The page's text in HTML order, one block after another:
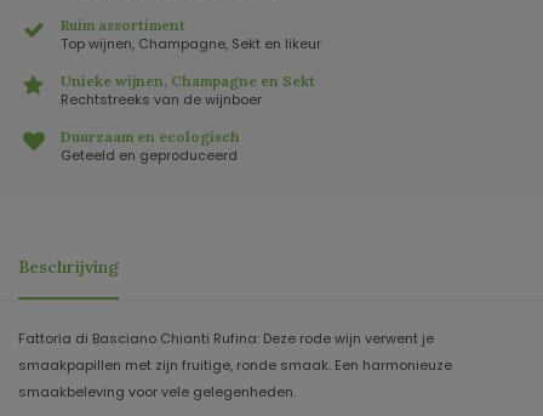
Ruim assortiment
Top wijnen, Champagne, Sekt en likeur
Unieke wijnen, Champagne en Sekt
Rechtstreeks van de wijnboer
Duurzaam en ecologisch
Geteeld en geproduceerd
Beschrijving
Fattoria di Basciano Chianti Rufina: Deze rode wijn verwent je
smaakpapillen met zijn fruitige, ronde smaak. Een harmonieuze
smaakbeleving voor vele gelegenheden.